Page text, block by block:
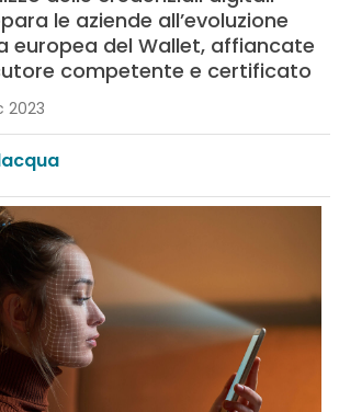
le aziende all’evoluzione
europea del Wallet, affiancate
competente e certificato
2023